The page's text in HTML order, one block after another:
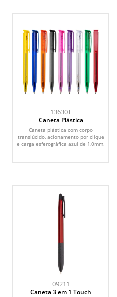
13630T
Caneta Plástica
Caneta plástica com corpo
translúcido, acionamento por clique
e carga esferográfica azul de 1,0mm.
09211
Caneta 3 em 1 Touch